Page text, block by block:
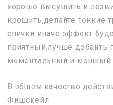
хорошо высушить и
крошить,делайте тонкие
спички иначе эффект
приятный,лучше добаить
моментальный и мощный
В общем качество
Фишскейл